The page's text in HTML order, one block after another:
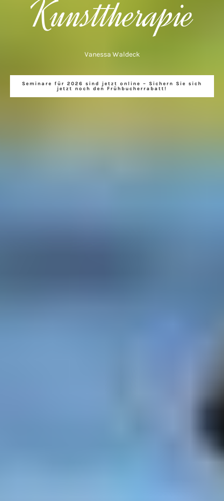
Kunsttherapie
Vanessa Waldeck
Seminare für 2026 sind jetzt online – Sichern Sie sich
jetzt noch den Frühbucherrabatt!